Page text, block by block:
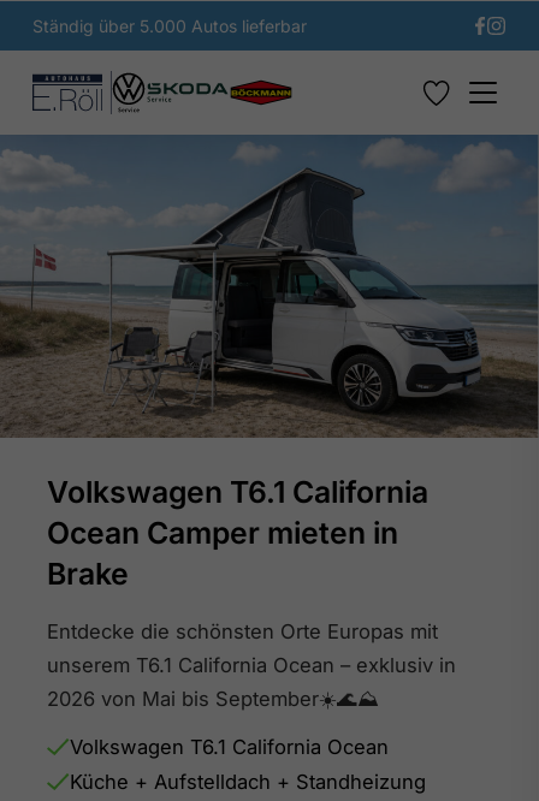
Ständig über 5.000 Autos lieferbar
Volkswagen T6.1 California
Ocean Camper mieten in
Brake
Entdecke die schönsten Orte Europas mit
unserem T6.1 California Ocean – exklusiv in
2026 von Mai bis September☀️🌊⛰️
Volkswagen T6.1 California Ocean
Küche + Aufstelldach + Standheizung